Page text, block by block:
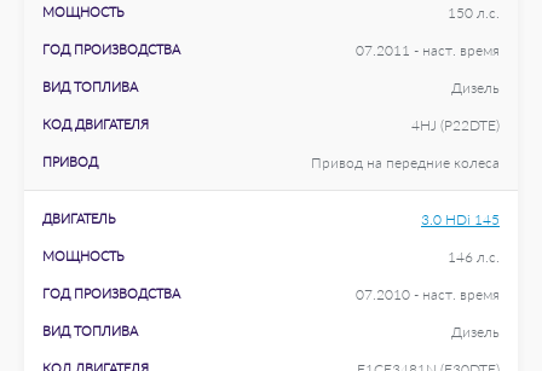
МОЩНОСТЬ 150 л.с.
ГОД ПРОИЗВОДСТВА 07.2011 - наст. время
ВИД ТОПЛИВА Дизель
КОД ДВИГАТЕЛЯ 4HJ (P22DTE)
ПРИВОД Привод на передние колеса
ДВИГАТЕЛЬ 3.0 HDi 145
МОЩНОСТЬ 146 л.с.
ГОД ПРОИЗВОДСТВА 07.2010 - наст. время
ВИД ТОПЛИВА Дизель